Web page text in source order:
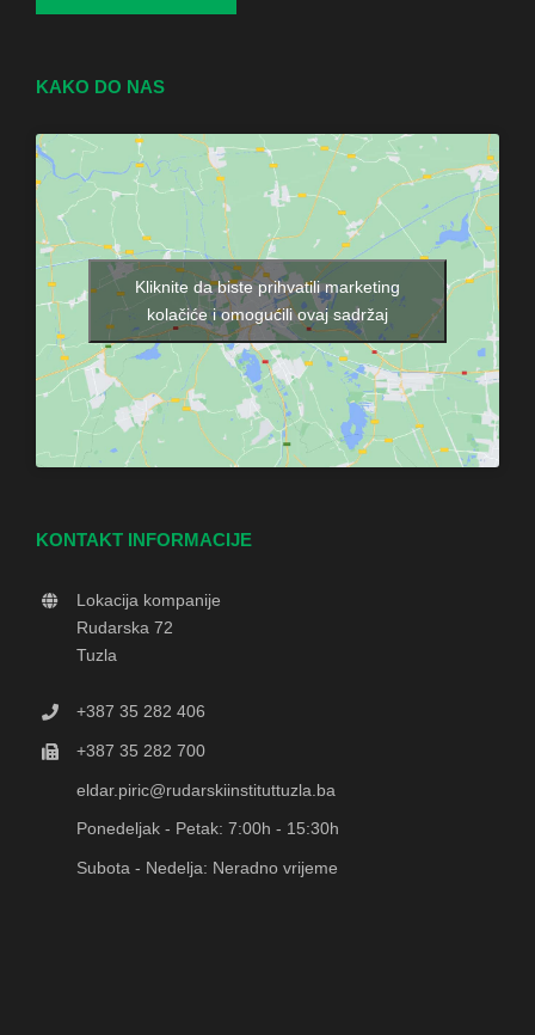
KAKO DO NAS
Kliknite da biste prihvatili marketing
kolačiće i omogućili ovaj sadržaj
KONTAKT INFORMACIJE
Lokacija kompanije
Rudarska 72
Tuzla
+387 35 282 406
+387 35 282 700
eldar.piric@rudarskiinstituttuzla.ba
Ponedeljak - Petak: 7:00h - 15:30h
Subota - Nedelja: Neradno vrijeme